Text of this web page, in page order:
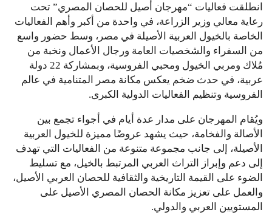
انطلقت فعاليات “مهرجان أصيل للحصان المصري” تحت
رعاية معالي وزير الزراعة، في واحدة من أكبر وأهم الفعاليات
الخاصة بالخيول العربية الأصيلة في مصر، وسط حضور واسع
من السفراء والشخصيات العامة ورجال الأعمال ونخبة من
مُلاك ومربي الخيول ومحبي الفروسية، وبمشاركة 22 دولة
عربية، في حدث ضخم يعكس مكانة مصر المتنامية في عالم
الفروسية وتنظيم الفعاليات الدولية الكبرى.
ويُقام المهرجان على مدار عدة أيام في أجواء تجمع بين
الأصالة والفخامة، حيث يشهد عروضًا مميزة للخيول العربية
الأصيلة، إلى جانب مجموعة متنوعة من الفعاليات التي تهدف
إلى دعم وإبراز التراث العربي المرتبط بالخيل، مع تسليط
الضوء على القيمة التاريخية والثقافية للحصان العربي الأصيل،
والعمل على تعزيز مكانة الحصان المصري الأصيل على
المستويين العربي والدولي.